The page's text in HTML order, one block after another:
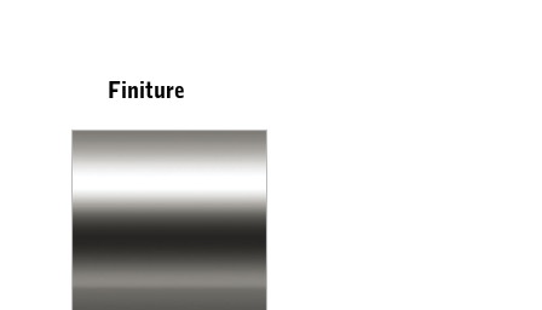
Finiture